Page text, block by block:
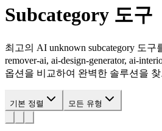
Subcategory 도구
최고의 AI unknown subcategory 도구
remover-ai, ai-design-generator, ai-
옵션을 비교하여 완벽한 솔루션을
기본 정렬 모든 유형